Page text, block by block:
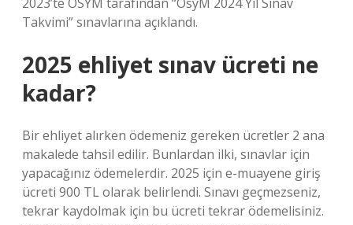
Takvimi” sınavlarına açıklandı.
2025 ehliyet sınav ücreti ne
kadar?
Bir ehliyet alırken ödemeniz gereken ücretler 2 ana
makalede tahsil edilir. Bunlardan ilki, sınavlar için
yapacağınız ödemelerdir. 2025 için e-muayene giriş
ücreti 900 TL olarak belirlendi. Sınavı geçmezseniz,
tekrar kaydolmak için bu ücreti tekrar ödemelisiniz.